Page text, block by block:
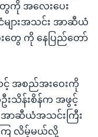
ေကို အလေးပေး
ျားအသင်း အာဆီယံ
းတွေ ကို နေပြည်တော်
င့် အစည်အးဝေးကို
းသိန်းစိန်က အဖွင့်
အာဆီယံအသင်းကြီး
ကြ လိမ့်မယ်လို့